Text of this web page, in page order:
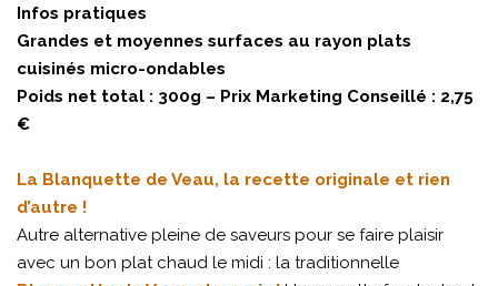
Infos pratiques
Grandes et moyennes surfaces au rayon plats
cuisinés micro-ondables
Poids net total : 300g – Prix Marketing Conseillé : 2,75
€
La Blanquette de Veau, la recette originale et rien
d’autre !
Autre alternative pleine de saveurs pour se faire plaisir
avec un bon plat chaud le midi : la traditionnelle